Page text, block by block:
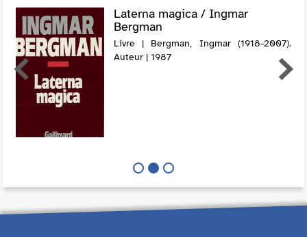
Laterna magica / Ingmar
Bergman
Livre | Bergman, Ingmar (1918-2007).
Auteur | 1987